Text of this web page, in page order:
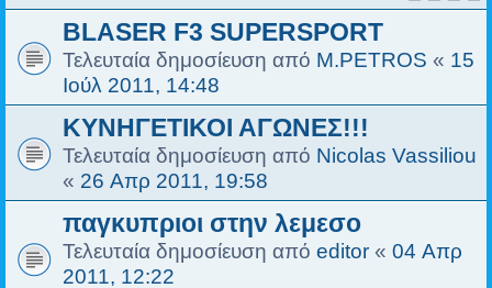
BLASER F3 SUPERSPORT
Τελευταία δημοσίευση από M.PETROS « 15
Ιούλ 2011, 14:48
ΚΥΝΗΓΕΤΙΚΟΙ ΑΓΩΝΕΣ!!!
Τελευταία δημοσίευση από Nicolas Vassiliou
« 26 Απρ 2011, 19:58
παγκυπριοι στην λεμεσο
Τελευταία δημοσίευση από editor « 04 Απρ
2011, 12:22